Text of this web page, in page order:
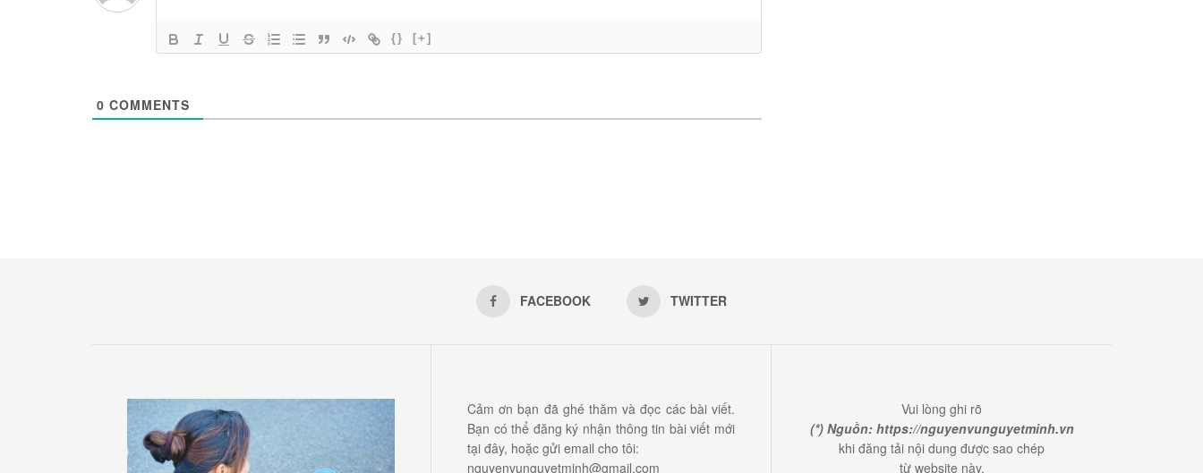
{} [+]
0 COMMENTS
FACEBOOK TWITTER
Cảm ơn bạn đã ghé thăm và đọc các bài viết.
Bạn có thể đăng ký nhận thông tin bài viết mới
tại đây, hoặc gửi email cho tôi:
nguyenvunguyetminh@gmail.com
Vui lòng ghi rõ
(*) Nguồn: https://nguyenvunguyetminh.vn
khi đăng tải nội dung được sao chép
từ website này.